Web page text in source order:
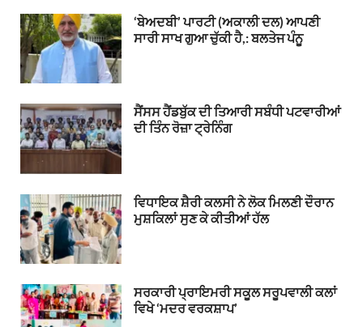
‘ਬੇਅਦਬੀ’ ਪਾਰਟੀ (ਅਕਾਲੀ ਦਲ) ਆਪਣੀ
ਸਾਰੀ ਸਾਖ ਗੁਆ ਚੁੱਕੀ ਹੈ,: ਬਲਤੇਜ ਪੰਨੂ
ਸੈਂਸਸ ਹੈਂਡਬੁੱਕ ਦੀ ਤਿਆਰੀ ਸਬੰਧੀ ਪਟਵਾਰੀਆਂ
ਦੀ ਤਿੰਨ ਰੋਜ਼ਾ ਟ੍ਰੇਨਿੰਗ
ਵਿਧਾਇਕ ਸ਼ੈਰੀ ਕਲਸੀ ਨੇ ਲੋਕ ਮਿਲਣੀ ਦੌਰਾਨ
ਮੁਸ਼ਕਿਲਾਂ ਸੁਣ ਕੇ ਕੀਤੀਆਂ ਹੱਲ
ਸਰਕਾਰੀ ਪ੍ਰਾਇਮਰੀ ਸਕੂਲ ਸਰੂਪਵਾਲੀ ਕਲਾਂ
ਵਿਖੇ ‘ਮਦਰ ਵਰਕਸ਼ਾਪ’